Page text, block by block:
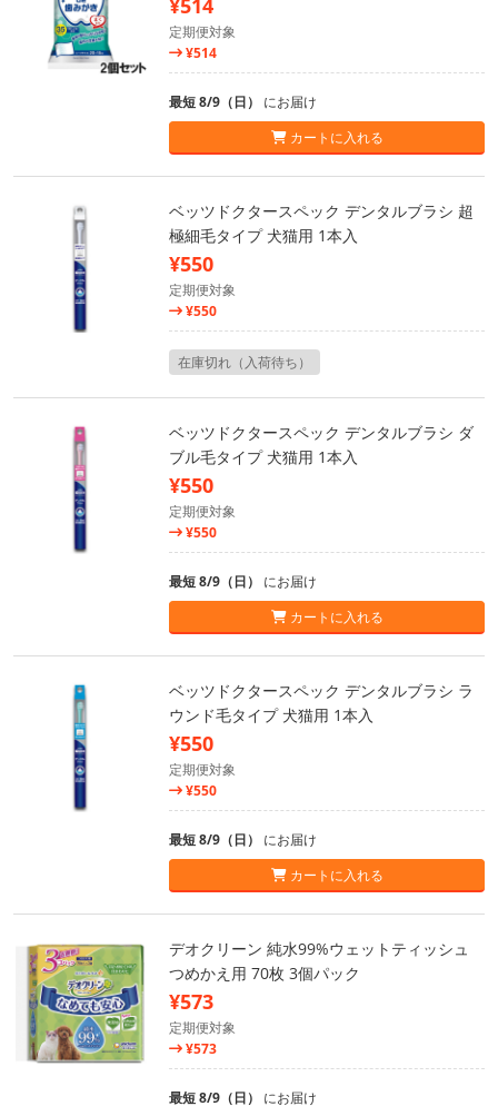
¥514
定期便対象
¥514
最短 8/9（日） にお届け
カートに入れる
ベッツドクタースペック デンタルブラシ 超
極細毛タイプ 犬猫用 1本入
¥550
定期便対象
¥550
在庫切れ（入荷待ち）
ベッツドクタースペック デンタルブラシ ダ
ブル毛タイプ 犬猫用 1本入
¥550
定期便対象
¥550
最短 8/9（日） にお届け
カートに入れる
ベッツドクタースペック デンタルブラシ ラ
ウンド毛タイプ 犬猫用 1本入
¥550
定期便対象
¥550
最短 8/9（日） にお届け
カートに入れる
デオクリーン 純水99%ウェットティッシュ
つめかえ用 70枚 3個パック
¥573
定期便対象
¥573
最短 8/9（日） にお届け